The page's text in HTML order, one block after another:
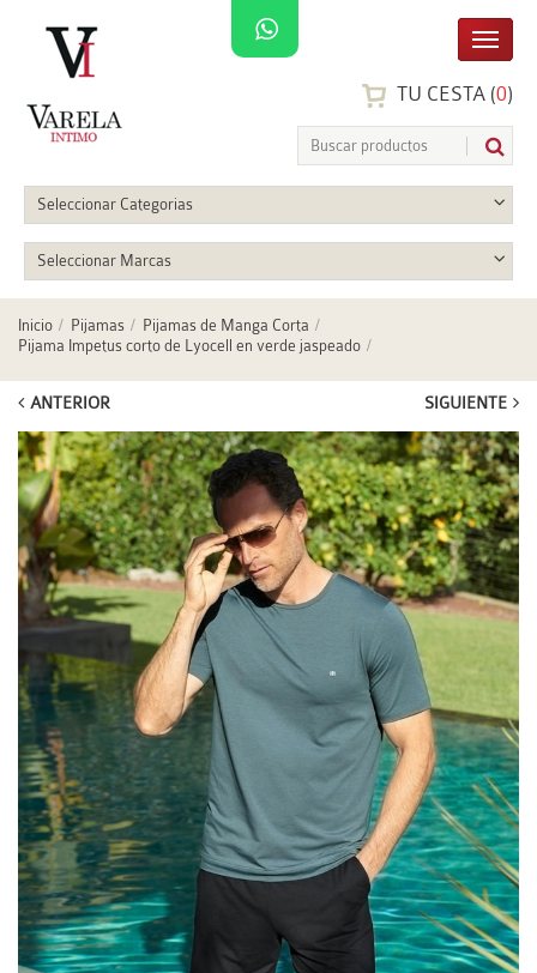
TU CESTA (0)
Seleccionar Categorias
Seleccionar Marcas
Inicio Pijamas
Pijamas de Manga Corta
Pijama Impetus corto de Lyocell en verde jaspeado
ANTERIOR SIGUIENTE